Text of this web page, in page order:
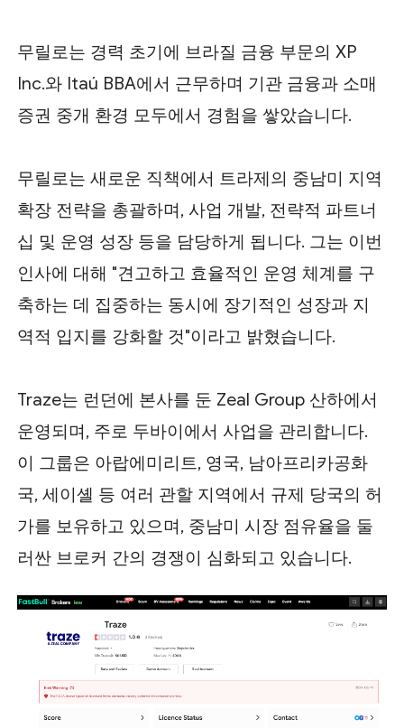
무릴로는 경력 초기에 브라질 금융 부문의 XP
Inc.와 Itaú BBA에서 근무하며 기관 금융과 소매
증권 중개 환경 모두에서 경험을 쌓았습니다.
무릴로는 새로운 직책에서 트라제의 중남미 지역
확장 전략을 총괄하며, 사업 개발, 전략적 파트너
십 및 운영 성장 등을 담당하게 됩니다. 그는 이번
인사에 대해 "견고하고 효율적인 운영 체계를 구
축하는 데 집중하는 동시에 장기적인 성장과 지
역적 입지를 강화할 것"이라고 밝혔습니다.
Traze는 런던에 본사를 둔 Zeal Group 산하에서
운영되며, 주로 두바이에서 사업을 관리합니다.
이 그룹은 아랍에미리트, 영국, 남아프리카공화
국, 세이셸 등 여러 관할 지역에서 규제 당국의 허
가를 보유하고 있으며, 중남미 시장 점유율을 둘
러싼 브로커 간의 경쟁이 심화되고 있습니다.